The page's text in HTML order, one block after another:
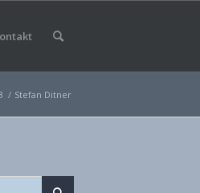
/ Stefan Ditner